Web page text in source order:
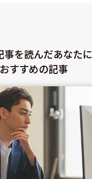
事を読んだあなたに
おすすめの記事